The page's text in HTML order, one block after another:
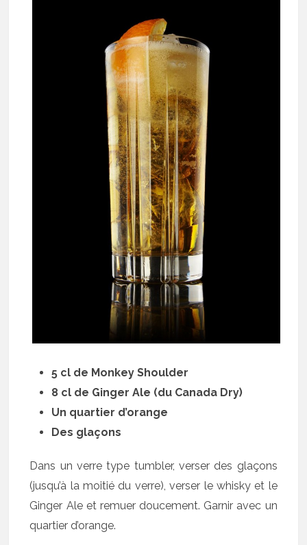
5 cl de Monkey Shoulder
8 cl de Ginger Ale (du Canada Dry)
Un quartier d’orange
Des glaçons
Dans un verre type tumbler, verser des glaçons
(jusqu’à la moitié du verre), verser le whisky et le
Ginger Ale et remuer doucement. Garnir avec un
quartier d’orange.